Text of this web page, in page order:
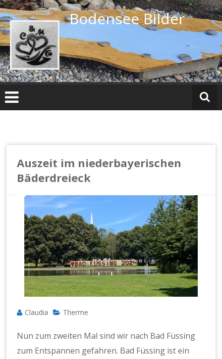
Zum
Inhalt
springen
Bodensee Bilder
Auszeit im niederbayerischen
Bäderdreieck
Claudia Therme
Nun zum zweiten Mal sind wir nach Bad Füssing
zum Entspannen gefahren. Bad Füssing ist ein